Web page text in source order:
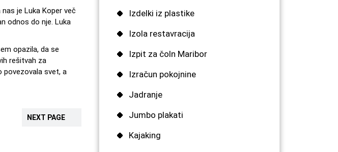
je Luka Koper več
odnos do nje. Luka
opazila, da se
rešitvah za
povezovala svet, a
NEXT PAGE
Izdelki iz plastike
Izola restavracija
Izpit za čoln Maribor
Izračun pokojnine
Jadranje
Jumbo plakati
Kajaking